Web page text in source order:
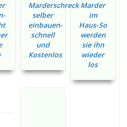
Marder
im
Haus-So
werden
sie ihn
wieder
los
Marderschreck
selber
einbauen-
schnell
und
Kostenlos